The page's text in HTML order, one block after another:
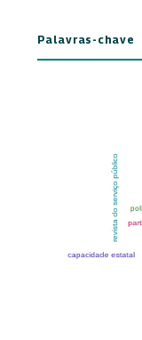
Palavras-chave